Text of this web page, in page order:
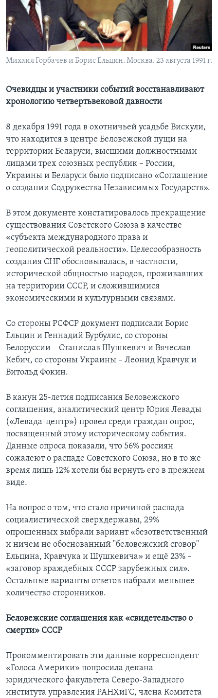
Learning English
СОЦИАЛЬНЫЕ СЕТИ
Языки
Михаил Горбачев и Борис Ельцин. Москва. 23 августа 1991 г.
Очевидцы и участники событий восстанавливают
хронологию четвертьвековой давности
8 декабря 1991 года в охотничьей усадьбе Вискули,
что находится в центре Беловежской пущи на
территории Беларуси, высшими должностными
лицами трех союзных республик – России,
Украины и Беларуси было подписано «Соглашение
о создании Содружества Независимых Государств».
В этом документе констатировалось прекращение
существования Советского Союза в качестве
«субъекта международного права и
геополитической реальности». Целесообразность
создания СНГ обосновывалась, в частности,
исторической общностью народов, проживавших
на территории СССР, и сложившимися
экономическими и культурными связями.
Со стороны РСФСР документ подписали Борис
Ельцин и Геннадий Бурбулис, со стороны
Белоруссии – Станислав Шушкевич и Вячеслав
Кебич, со стороны Украины – Леонид Кравчук и
Витольд Фокин.
В канун 25-летия подписания Беловежского
соглашения, аналитический центр Юрия Левады
(«Левада-центр») провел среди граждан опрос,
посвященный этому историческому события.
Данные опроса показали, что 56% россиян
сожалеют о распаде Советского Союза, но в то же
время лишь 12% хотели бы вернуть его в прежнем
виде.
На вопрос о том, что стало причиной распада
социалистической сверхдержавы, 29%
опрошенных выбрали вариант «безответственный
и ничем не обоснованный "беловежский сговор"
Ельцина, Кравчука и Шушкевича» и ещё 23% –
«заговор враждебных СССР зарубежных сил».
Остальные варианты ответов набрали меньшее
количество сторонников.
Беловежские соглашения как «свидетельство о
смерти» СССР
Прокомментировать эти данные корреспондент
«Голоса Америки» попросила декана
юридического факультета Северо-Западного
института управления РАНХиГС, члена Комитета